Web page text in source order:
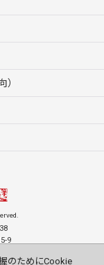
）
9
のためにCookie